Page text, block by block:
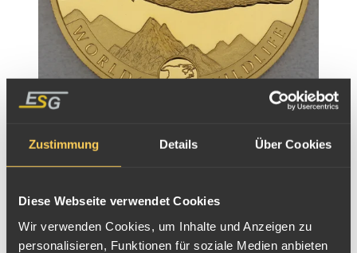
Zustimmung Details Über Cookies
Diese Webseite verwendet Cookies
Wir verwenden Cookies, um Inhalte und Anzeigen zu
personalisieren, Funktionen für soziale Medien anbieten
Eagle / Weißkopfseeadler
Mini Goldmünzen Kongo